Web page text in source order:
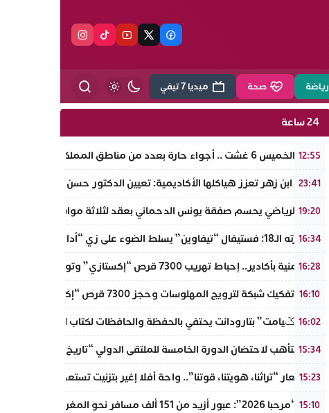
رياضة صحة ميديا 7 تيفي
24 ساعة
12:55
طقس الخميس 6 غشت .. أجواء حارة بعدد من مناطق المملكة
23:41
جامعة ابن زهر تعزز هياكلها الأكاديمية: تعيين الدكتور حسن حمائز نائبا
19:20
الرجاء الرياضي يحسم صفقة يونس الدحماني بعقد لثلاثة مواسم
16:34
في دورته الـ18: فستيفال “تيفاوين” يسلط الضوء على زي “أدال” الأمازيغي ويكرم رائدات التطريز والتصميم بالـأطلس الصغير
16:28
ضربة أمنية بأكادير.. إحباط تهريب 7300 قرص “إكستازي” وتوقيف عنصرين من ذوي السوابق
16:10
أكادير: تفكيك شبكة لترويج المهلوسات وحجز 7300 قرص “إكستازي” بين يت ملول والدشيرة
16:02
دوار “تݣيامت” بتارودانت يحتفي بالحفظة والحافظات لكتاب الله في احتفالية
15:34
أكادير تتأهب لاحتضان الدورة الخامسة للملتقى الدولي “تاريخ القفطان”
15:23
تحت شعار “تراثنا، هويتنا، قوتنا”.. واحة أفلا إغير بتزنيت تستعد لإطلاق
15:10
عملية “مرحبا 2026”: عبور أزيد من 151 ألف مسافر نحو المغرب عبر مينائي الجزيرة الخضراء وطريفة خلال 4 أيام